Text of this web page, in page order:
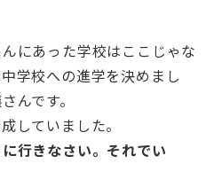
にあった学校はここじゃな
学校への進学を決めまし
んです。
していました。
行きなさい。それでい